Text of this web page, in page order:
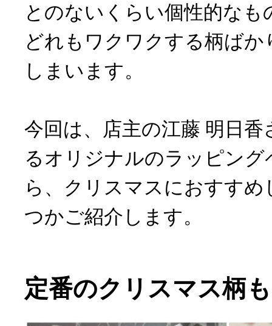
とのないくらい個性的な
どれもワクワクする柄ば
しまいます。
今回は、店主の江藤 明日
るオリジナルのラッピング
ら、クリスマスにおすす
つかご紹介します。
定番のクリスマス柄